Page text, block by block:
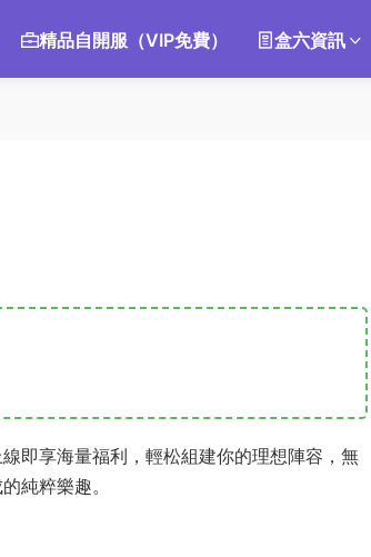
精品自開服（VIP免費） 盒六資訊
即享海量福利，輕松組建你的理想陣容，無
純粹樂趣。